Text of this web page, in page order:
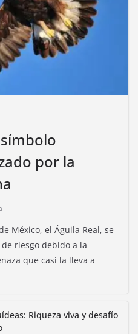
símbolo
por la
México, el Águila Real, se
riesgo debido a la
que casi la lleva a
Riqueza viva y desafío